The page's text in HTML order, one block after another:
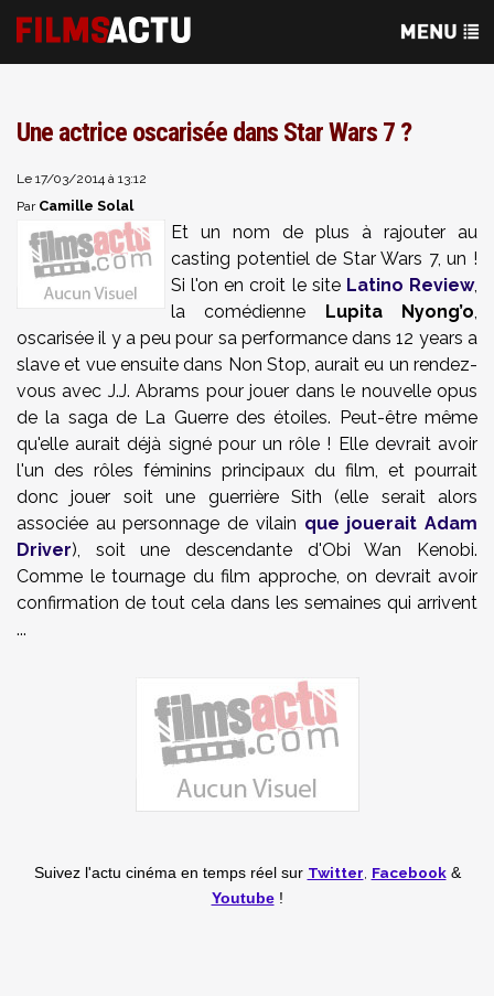
Une actrice oscarisée dans Star Wars 7 ?
Le 17/03/2014 à 13:12
Par Camille Solal
Et un nom de plus à rajouter au
casting potentiel de Star Wars 7, un !
Si l'on en croit le site Latino Review,
la comédienne Lupita Nyong’o,
oscarisée il y a peu pour sa performance dans 12 years a
slave et vue ensuite dans Non Stop, aurait eu un rendez-
vous avec J.J. Abrams pour jouer dans le nouvelle opus
de la saga de La Guerre des étoiles. Peut-être même
qu'elle aurait déjà signé pour un rôle ! Elle devrait avoir
l'un des rôles féminins principaux du film, et pourrait
donc jouer soit une guerrière Sith (elle serait alors
associée au personnage de vilain que jouerait Adam
Driver), soit une descendante d'Obi Wan Kenobi.
Comme le tournage du film approche, on devrait avoir
confirmation de tout cela dans les semaines qui arrivent
...
Suivez l'actu cinéma en temps réel sur Twitter Facebook&
Youtube!